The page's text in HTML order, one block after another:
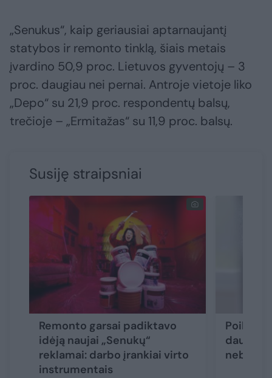
„Senukus“, kaip geriausiai aptarnaujantį
statybos ir remonto tinklą, šiais metais
įvardino 50,9 proc. Lietuvos gyventojų – 3
proc. daugiau nei pernai. Antroje vietoje liko
„Depo“ su 21,9 proc. respondentų balsų,
trečioje – „Ermitažas“ su 11,9 proc. balsų.
Susiję straipsniai
Remonto garsai padiktavo
idėją naujai „Senukų“
reklamai: darbo įrankiai virto
instrumentais
Poilsis